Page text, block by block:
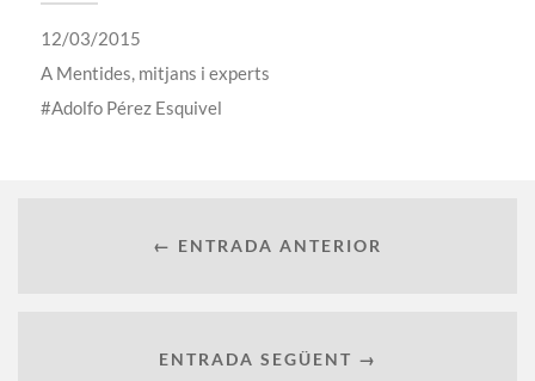
12/03/2015
A Mentides, mitjans i experts
Adolfo Pérez Esquivel
← ENTRADA ANTERIOR
ENTRADA SEGÜENT →